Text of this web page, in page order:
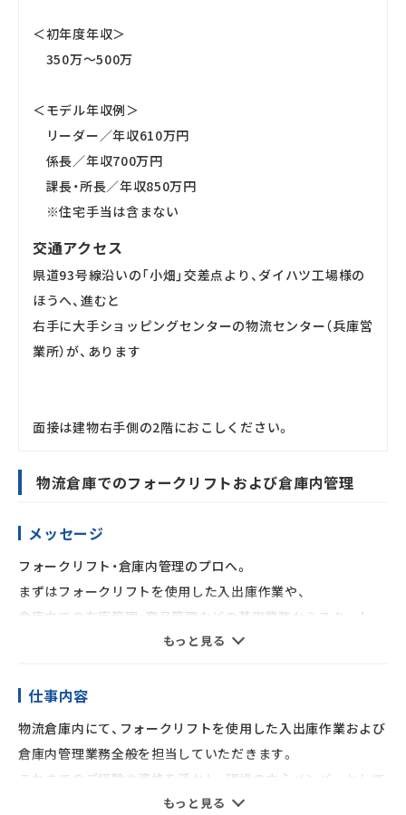
＜初年度年収＞
350万～500万
＜モデル年収例＞
リーダー／年収610万円
係長／年収700万円
課長・所長／年収850万円
※住宅手当は含まない
交通アクセス
県道93号線沿いの「小畑」交差点より、ダイハツ工場様の
ほうへ、進むと
右手に大手ショッピングセンターの物流センター（兵庫営
業所）が、あります
面接は建物右手側の2階におこしください。
物流倉庫でのフォークリフトおよび倉庫内管理
メッセージ
フォークリフト・倉庫内管理のプロへ。
まずはフォークリフトを使用した入出庫作業や、
倉庫内での在庫管理・商品管理などの基礎業務からスタート。
ゆくゆくはチームをまとめ、作業の効率化や安全管理など、
腰を据えて、現場の中心メンバーとしてキャリアアップできる
環境です。
01｜有給休暇が毎年24日付与 ※2025年度、有給平均取得
もっと見る
仕事内容
物流倉庫内にて、フォークリフトを使用した入出庫作業および
倉庫内管理業務全般を担当していただきます。
これまでのご経験や資格を活かし、現場の中心メンバーとして
ご活躍いただけるポジションです。
もっと見る